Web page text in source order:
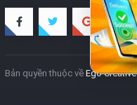
Bản quyền thuộc về Ego Creative